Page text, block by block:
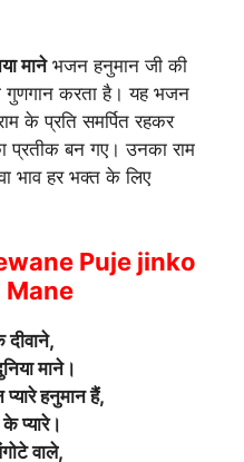
मानेभजन हनुमान जी की
गुणगान करता है। यह भजन
के प्रति समर्पित रहकर
प्रतीक बन गए। उनका राम
भाव हर भक्त के लिए
Puje jinko
Mane
दीवाने,
माने।
हनुमान हैं,
प्यारे।
वाले,